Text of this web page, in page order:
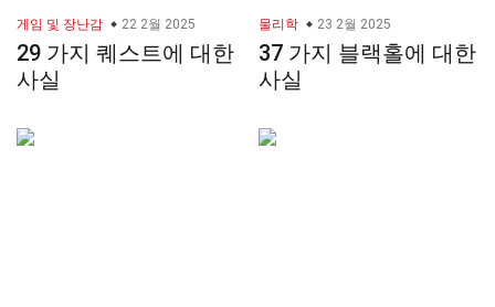
게임 및 장난감 22 2월 2025
29 가지 퀘스트에 대한
사실
물리학 23 2월 2025
37 가지 블랙홀에 대한
사실